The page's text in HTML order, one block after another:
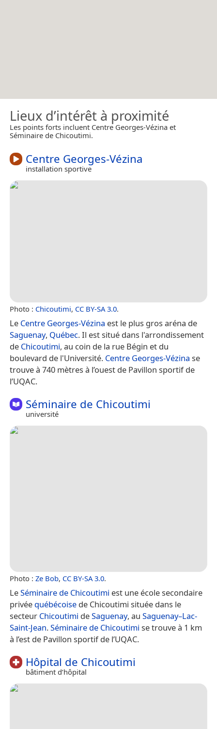
Lieux d’intérêt à proximité
Les points forts incluent Centre Georges-Vézina et
Séminaire de Chicoutimi.
Centre Georges-Vézina
installation sportive
Photo : Chicoutimi, CC BY-SA 3.0.
Le Centre Georges-Vézina est le plus gros aréna de
Saguenay, Québec. Il est situé dans l'arrondissement
de Chicoutimi, au coin de la rue Bégin et du
boulevard de l'Université. Centre Georges-Vézina se
trouve à 740 mètres à l’ouest de Pavillon sportif de
l’UQAC.
Séminaire de Chicoutimi
université
Photo : Ze Bob, CC BY-SA 3.0.
LeSéminaire de Chicoutimi est une école secondaire
privée québécoise de Chicoutimi située dans le
secteur Chicoutimi deSaguenay, au Saguenay–Lac-
Saint-Jean.Séminaire de Chicoutimi se trouve à 1 km
à l’est de Pavillon sportif de l’UQAC.
Hôpital de Chicoutimi
bâtiment d’hôpital